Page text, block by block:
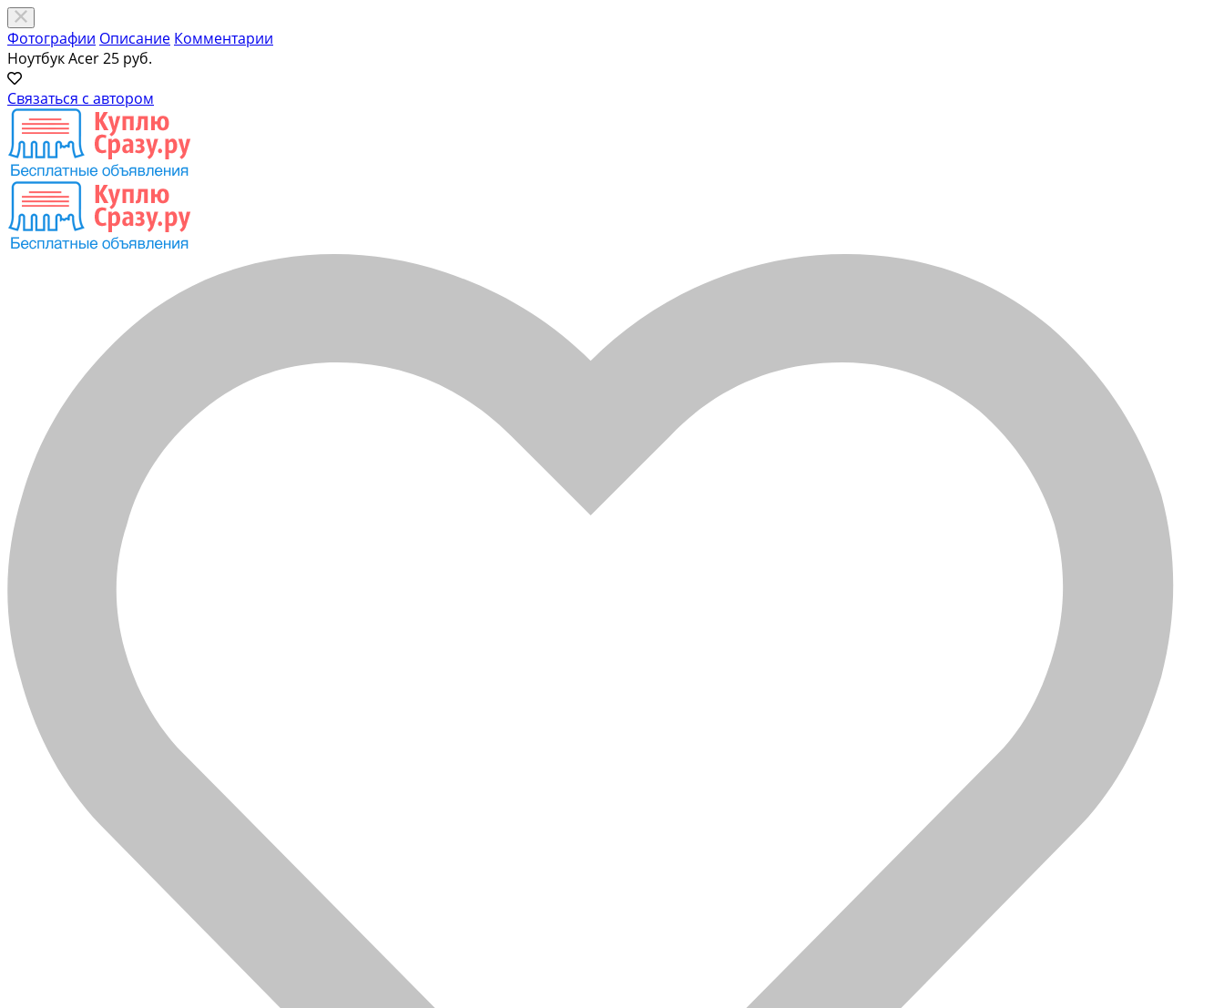
Фотографии Описание Комментарии
Ноутбук Acer25 руб.
Связаться с автором